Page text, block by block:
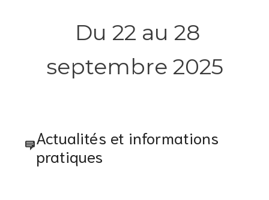
Du 22 au 28
septembre 2025
Actualités et informations
pratiques